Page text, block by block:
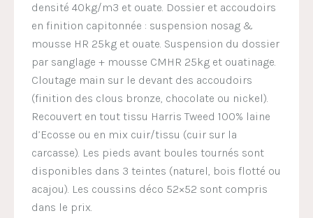
densité 40kg/m3 et ouate. Dossier et accoudoirs
en finition capitonnée : suspension nosag &
mousse HR 25kg et ouate. Suspension du dossier
par sanglage + mousse CMHR 25kg et ouatinage.
Cloutage main sur le devant des accoudoirs
(finition des clous bronze, chocolate ou nickel).
Recouvert en tout tissu Harris Tweed 100% laine
d’Ecosse ou en mix cuir/tissu (cuir sur la
carcasse). Les pieds avant boules tournés sont
disponibles dans 3 teintes (naturel, bois flotté ou
acajou). Les coussins déco 52×52 sont compris
dans le prix.